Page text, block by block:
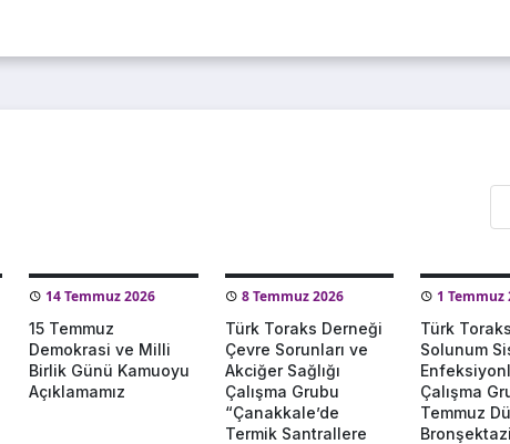
14 Temmuz 2026
15 Temmuz
Demokrasi ve Milli
Birlik Günü Kamuoyu
Açıklamamız
8 Temmuz 2026
Türk Toraks Derneği
Çevre Sorunları ve
Akciğer Sağlığı
Çalışma Grubu
“Çanakkale’de
Termik Santrallere
1 Temmuz
Türk
Solunum
Çalışma
Temmuz